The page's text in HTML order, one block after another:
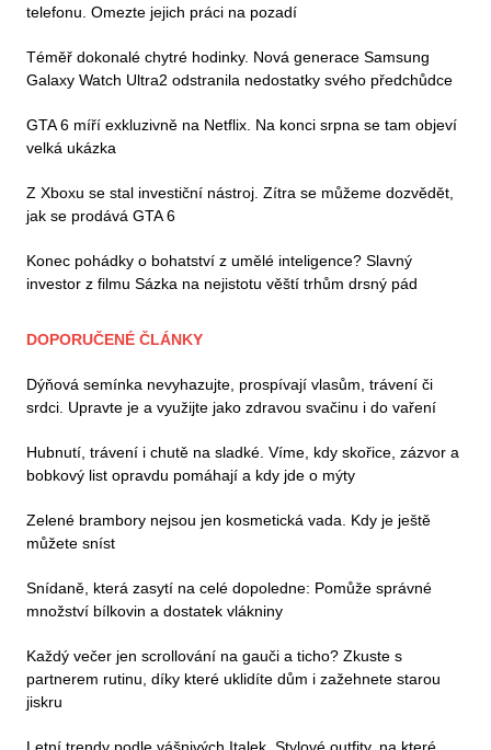
telefonu. Omezte jejich práci na pozadí
Téměř dokonalé chytré hodinky. Nová generace Samsung
Galaxy Watch Ultra2 odstranila nedostatky svého předchůdce
GTA 6 míří exkluzivně na Netflix. Na konci srpna se tam objeví
velká ukázka
Z Xboxu se stal investiční nástroj. Zítra se můžeme dozvědět,
jak se prodává GTA 6
Konec pohádky o bohatství z umělé inteligence? Slavný
investor z filmu Sázka na nejistotu věští trhům drsný pád
DOPORUČENÉ ČLÁNKY
Dýňová semínka nevyhazujte, prospívají vlasům, trávení či
srdci. Upravte je a využijte jako zdravou svačinu i do vaření
Hubnutí, trávení i chutě na sladké. Víme, kdy skořice, zázvor a
bobkový list opravdu pomáhají a kdy jde o mýty
Zelené brambory nejsou jen kosmetická vada. Kdy je ještě
můžete sníst
Snídaně, která zasytí na celé dopoledne: Pomůže správné
množství bílkovin a dostatek vlákniny
Každý večer jen scrollování na gauči a ticho? Zkuste s
partnerem rutinu, díky které uklidíte dům i zažehnete starou
jiskru